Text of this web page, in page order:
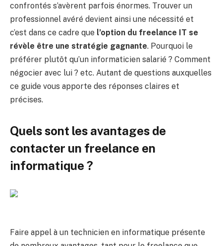
confrontés s’avèrent parfois énormes. Trouver un
professionnel avéré devient ainsi une nécessité et
c’est dans ce cadre que l’option du freelance IT se
révèle être une stratégie gagnante. Pourquoi le
préférer plutôt qu’un informaticien salarié ? Comment
négocier avec lui ? etc. Autant de questions auxquelles
ce guide vous apporte des réponses claires et
précises.
Quels sont les avantages de
contacter un freelance en
informatique ?
Faire appel à un technicien en informatique présente